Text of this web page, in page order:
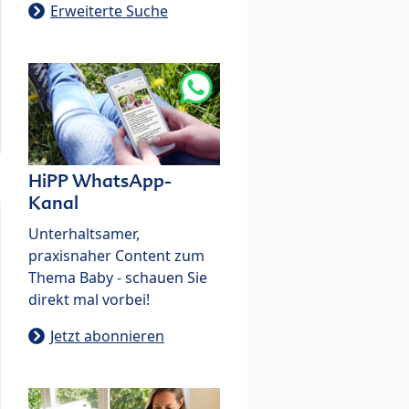
Erweiterte Suche
HiPP WhatsApp-
Kanal
Unterhaltsamer,
praxisnaher Content zum
Thema Baby - schauen Sie
direkt mal vorbei!
Jetzt abonnieren